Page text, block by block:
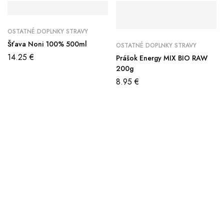
OSTATNÉ DOPLNKY STRAVY
Šťava Noni 100% 500ml
14.25€
OSTATNÉ DOPLNKY STRAVY
Prášok Energy MIX BIO RAW
200g
8.95€